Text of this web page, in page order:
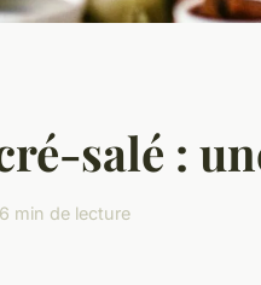
salé :
6 min de lecture